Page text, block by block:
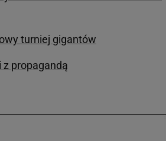
turniej gigantów
propagandą